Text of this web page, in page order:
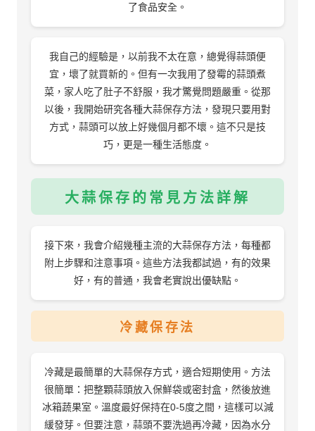
了食品安全。
我自己的經驗是，以前我不太在意，總覺得蒜頭便
宜，壞了就買新的。但有一次我用了發霉的蒜頭煮
菜，家人吃了肚子不舒服，我才驚覺問題嚴重。從那
以後，我開始研究各種大蒜保存方法，發現只要用對
方式，蒜頭可以放上好幾個月都不壞。這不只是技
巧，更是一種生活態度。
大蒜保存的常見方法詳解
接下來，我會介紹幾種主流的大蒜保存方法，每種都
附上步驟和注意事項。這些方法我都試過，有的效果
好，有的普通，我會老實說出優缺點。
冷藏保存法
冷藏是最簡單的大蒜保存方式，適合短期使用。方法
很簡單：把整顆蒜頭放入保鮮袋或密封盒，然後放進
冰箱蔬果室。溫度最好保持在0-5度之間，這樣可以減
緩發芽。但要注意，蒜頭不要洗過再冷藏，因為水分